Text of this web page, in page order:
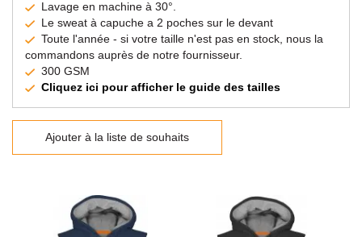
Lavage en machine à 30°.
Le sweat à capuche a 2 poches sur le devant
Toute l'année - si votre taille n'est pas en stock, nous la
commandons auprès de notre fournisseur.
300 GSM
Cliquez ici pour afficher le guide des tailles
Ajouter à la liste de souhaits